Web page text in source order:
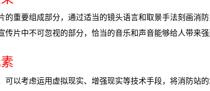
的重要组成部分，通过适当的镜头语言和取景手法刻画消
传片中不可忽视的部分，恰当的音乐和声音能够给人带来强
可以考虑运用虚拟现实、增强现实等技术手段，将消防站